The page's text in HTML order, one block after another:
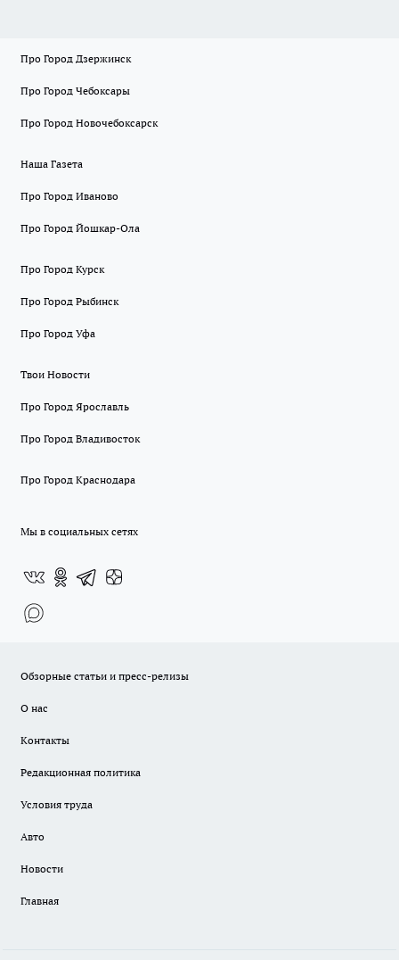
Про Город Дзержинск
Про Город Чебоксары
Про Город Новочебоксарск
Наша Газета
Про Город Иваново
Про Город Йошкар-Ола
Про Город Курск
Про Город Рыбинск
Про Город Уфа
Твои Новости
Про Город Ярославль
Про Город Владивосток
Про Город Краснодара
Мы в социальных сетях
Обзорные статьи и пресс-релизы
О нас
Контакты
Редакционная политика
Условия труда
Авто
Новости
Главная